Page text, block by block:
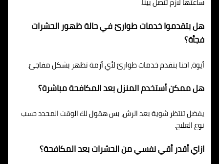
هل بتقدموا خدمات طوارئ في حالة ظهور الحشرات
فجأة؟
أيوة، احنا بنقدم خدمات طوارئ لأي أزمة تظهر بشكل مفاجئ.
هل ممكن أستخدم المنزل بعد المكافحة مباشرة؟
يفضل تنتظر شوية بعد الرش، بس هقول لك الوقت المحدد حسب
نوع العلاج.
ازاي أقدر أقي نفسي من الحشرات بعد المكافحة؟